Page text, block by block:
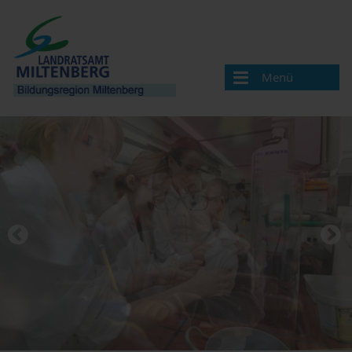
Menü
Bildungsregion
Veranstaltungen / Termine